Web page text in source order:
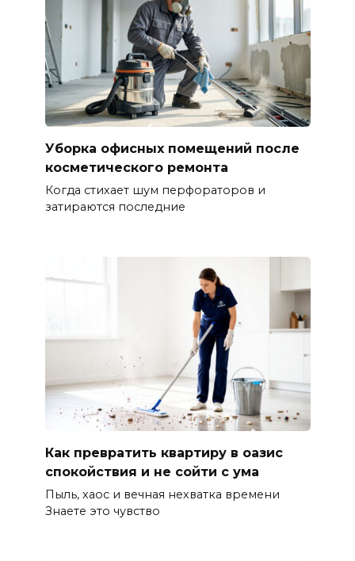
Уборка офисных помещений после
косметического ремонта
Когда стихает шум перфораторов и
затираются последние
Как превратить квартиру в оазис
спокойствия и не сойти с ума
Пыль, хаос и вечная нехватка времени
Знаете это чувство